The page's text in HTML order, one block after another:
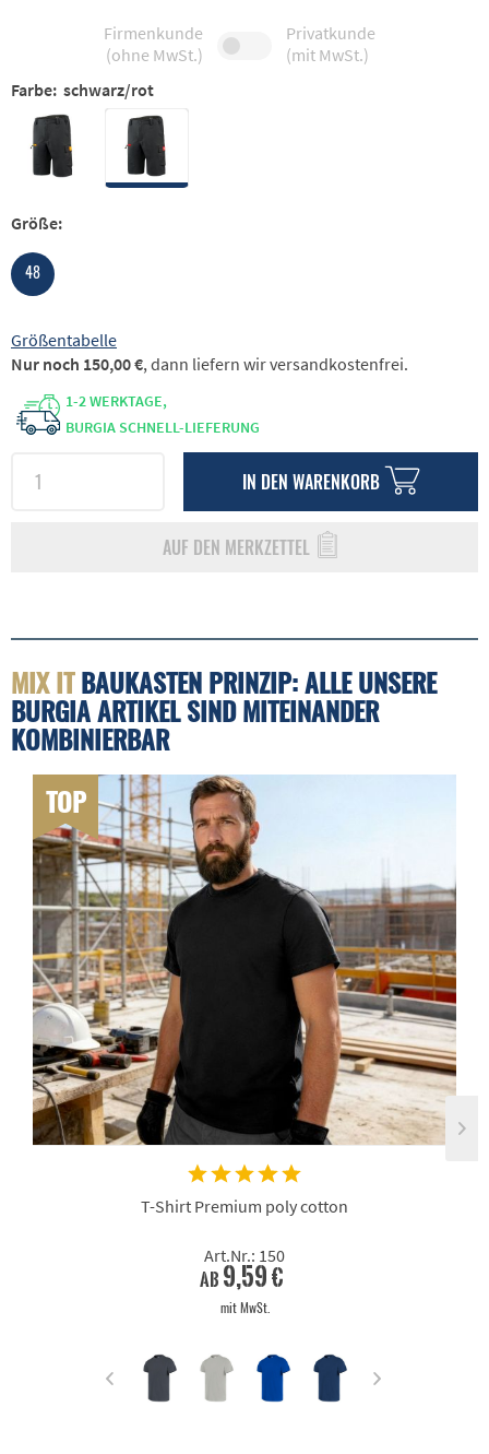
Firmenkunde
(ohne MwSt.)
Privatkunde
(mit MwSt.)
Farbe: schwarz/rot
Größe:
48
Größentabelle
1-2 WERKTAGE,
BURGIA SCHNELL-LIEFERUNG
IN DEN WARENKORB
AUF DEN MERKZETTEL
Nur noch 150,00 €, dann liefern wir versandkostenfrei.
MIX ITBAUKASTEN PRINZIP: ALLE UNSERE
BURGIA ARTIKEL SIND MITEINANDER
KOMBINIERBAR
TOP
T-Shirt Premium poly cotton
Art.Nr.: 150
ab 9,59 €
mit MwSt.